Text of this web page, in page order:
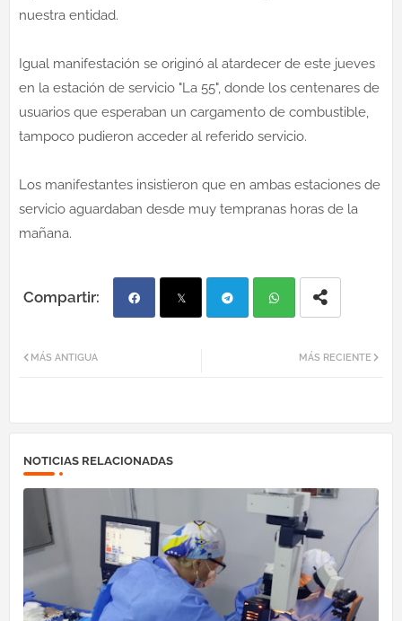
nuestra entidad.
Igual manifestación se originó al atardecer de este jueves
en la estación de servicio "La 55", donde los centenares de
usuarios que esperaban un cargamento de combustible,
tampoco pudieron acceder al referido servicio.
Los manifestantes insistieron que en ambas estaciones de
servicio aguardaban desde muy tempranas horas de la
mañana.
MÁS RECIENTE
MÁS ANTIGUA
NOTICIAS RELACIONADAS